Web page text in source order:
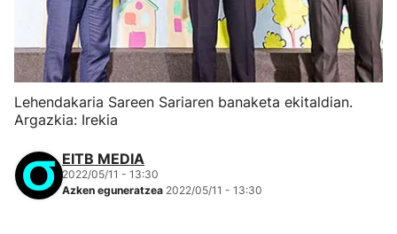
Lehendakaria Sareen Sariaren banaketa ekitaldian.
Argazkia: Irekia
EITB MEDIA
2022/05/11 - 13:30
Azken eguneratzea 2022/05/11 - 13:30